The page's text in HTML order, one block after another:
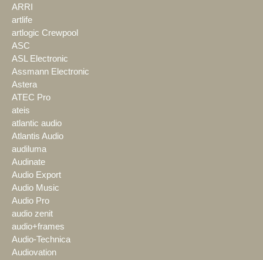
ARRI
artlife
artlogic Crewpool
ASC
ASL Electronic
Assmann Electronic
Astera
ATEC Pro
ateis
atlantic audio
Atlantis Audio
audiluma
Audinate
Audio Export
Audio Music
Audio Pro
audio zenit
audio+frames
Audio-Technica
Audiovation